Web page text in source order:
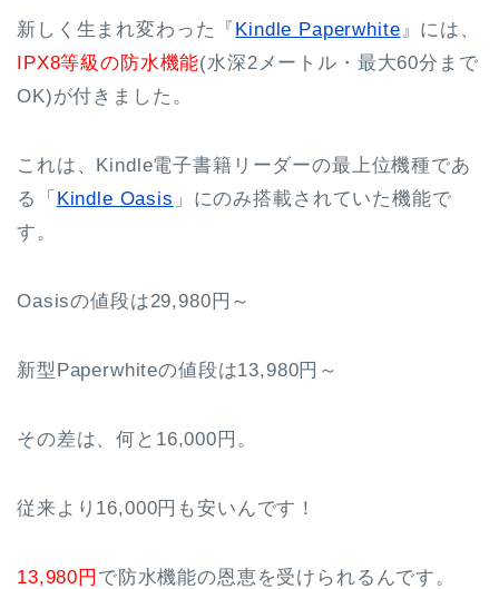
新しく生まれ変わった『 Kindle Paperwhite 』には、
IPX8等級の防水機能(水深2メートル・最大60分まで
OK)が付きました。
これは、Kindle電子書籍リーダーの最上位機種であ
る「 Kindle Oasis 」にのみ搭載されていた機能で
す。
Oasisの値段は29,980円～
新型Paperwhiteの値段は13,980円～
その差は、何と16,000円。
従来より16,000円も安いんです！
13,980円 で防水機能の恩恵を受けられるんです。